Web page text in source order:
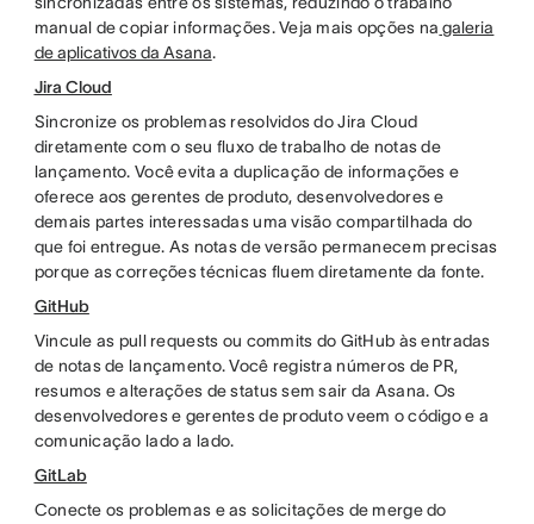
manual de copiar informações. Veja mais opções na galeria
de aplicativos da Asana.
Jira Cloud
Sincronize os problemas resolvidos do Jira Cloud
diretamente com o seu fluxo de trabalho de notas de
lançamento. Você evita a duplicação de informações e
oferece aos gerentes de produto, desenvolvedores e
demais partes interessadas uma visão compartilhada do
que foi entregue. As notas de versão permanecem precisas
porque as correções técnicas fluem diretamente da fonte.
GitHub
Vincule as pull requests ou commits do GitHub às entradas
de notas de lançamento. Você registra números de PR,
resumos e alterações de status sem sair da Asana. Os
desenvolvedores e gerentes de produto veem o código e a
comunicação lado a lado.
GitLab
Conecte os problemas e as solicitações de merge do